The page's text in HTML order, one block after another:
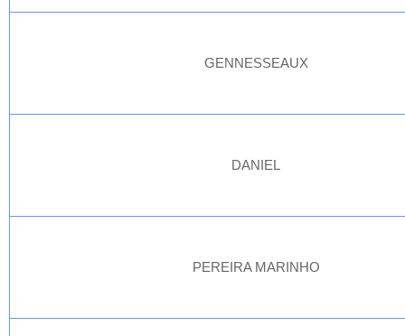
GENNESSEAUX
DANIEL
PEREIRA MARINHO